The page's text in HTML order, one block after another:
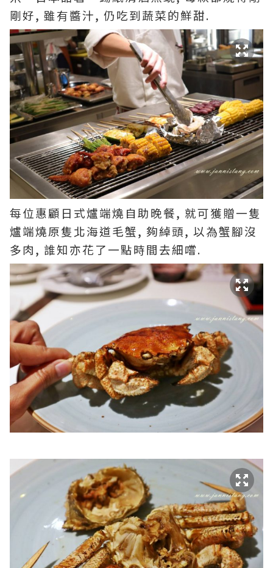
剛好, 雖有醬汁, 仍吃到蔬菜的鮮甜.
每位惠顧日式爐端燒自助晚餐, 就可獲贈一隻
爐端燒原隻北海道毛蟹, 夠綽頭, 以為蟹腳沒
多肉, 誰知亦花了一點時間去細嚐.